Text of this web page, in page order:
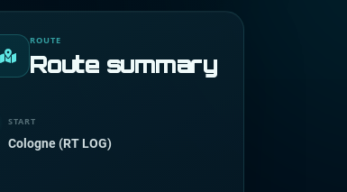
ROUTE
Route summary
START
Cologne (RT LOG)